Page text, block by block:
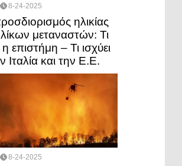
8-24-2025
ηλικίας
μεταναστών: Τι
η επιστήμη – Τι ισχύει
Ιταλία και την Ε.Ε.
8-24-2025